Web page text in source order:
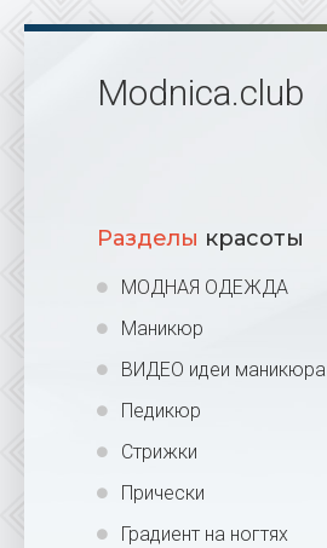
Modnica.club
Разделы красоты
МОДНАЯ ОДЕЖДА
Маникюр
ВИДЕО идеи маникюра
Педикюр
Стрижки
Прически
Градиент на ногтях